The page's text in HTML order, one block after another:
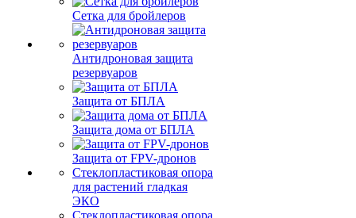
Сетка для бройлеров
Антидроновая защита
резервуаров
Защита от БПЛА
Защита дома от БПЛА
Защита от FPV-дронов
Стеклопластиковая опора
для растений гладкая
ЭКО
Стеклопластиковая опора